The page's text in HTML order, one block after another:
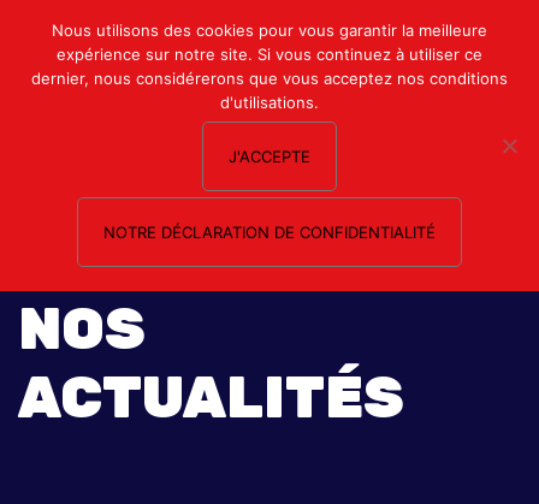
Mon compte
Nous contacter
NOS
ACTUALITÉS
Nous utilisons des cookies pour vous garantir la meilleure
expérience sur notre site. Si vous continuez à utiliser ce
dernier, nous considérerons que vous acceptez nos conditions
d'utilisations.
J'ACCEPTE
NOTRE DÉCLARATION DE CONFIDENTIALITÉ